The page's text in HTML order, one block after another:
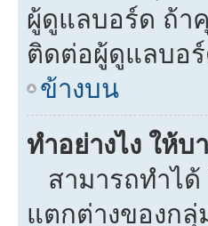
ผู้ดูแลบอร์ด ถ้า
ติดต่อผู้ดูแลบอ
ข้างบน
ทำอย่างไง ให้
สามารถทำได้
แตกต่างของกลุ่